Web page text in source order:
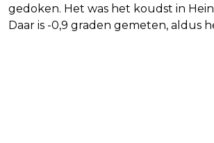
gedoken. Het was het koudst in
Daar is -0,9 graden gemeten, aldus